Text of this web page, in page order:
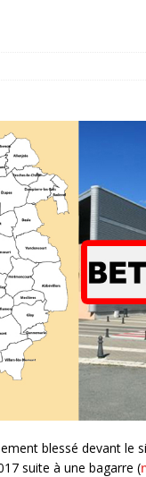
blessé devant le
suite à une bagarre (